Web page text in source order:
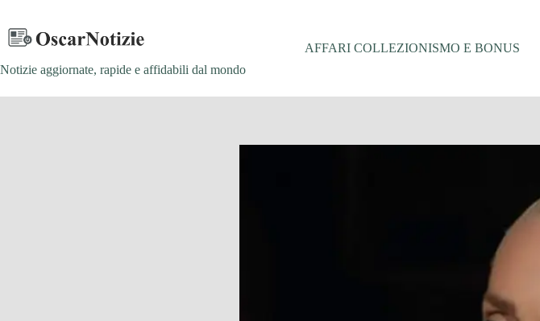
contenuto
Notizie aggiornate, rapide e affidabili dal mondo
AFFARI COLLEZIONISMO E BONUS